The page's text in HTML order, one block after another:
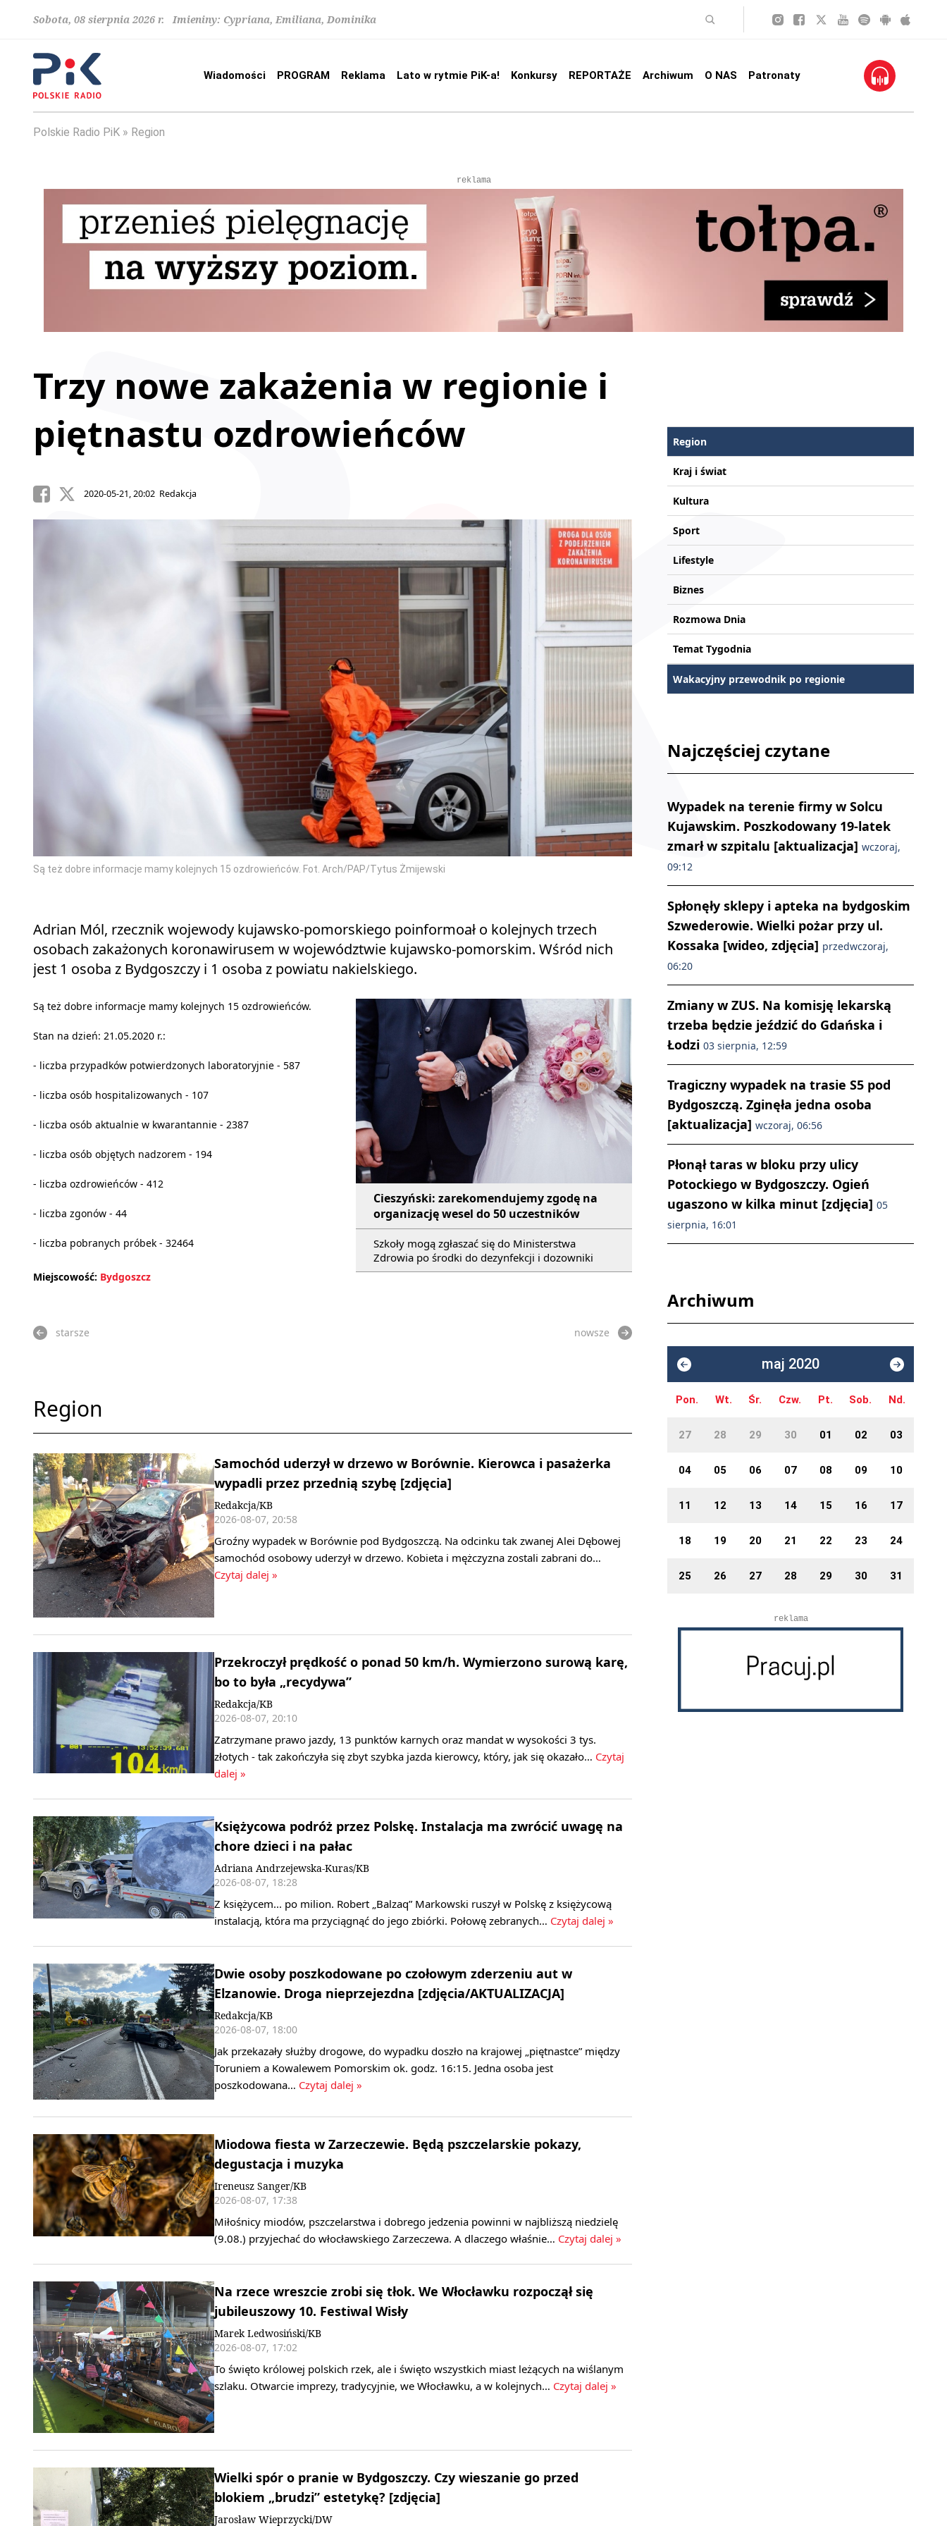
Sobota, 08 sierpnia 2026 r. Imieniny: Cypriana, Emiliana, Dominika
Wiadomości PROGRAM Reklama Lato w rytmie PiK-a! Konkursy REPORTAŻE Archiwum O NAS Patronaty
Polskie Radio PiK Region
reklama
Trzy nowe zakażenia w regionie i
piętnastu ozdrowieńców
2020-05-21, 20:02 Redakcja
Są też dobre informacje mamy kolejnych 15 ozdrowieńców. Fot. Arch/PAP/Tytus Żmijewski
Adrian Mól, rzecznik wojewody kujawsko-pomorskiego poinformoał o kolejnych trzech
osobach zakażonych koronawirusem w województwie kujawsko-pomorskim. Wśród nich
jest 1 osoba z Bydgoszczy i 1 osoba z powiatu nakielskiego.
Cieszyński: zarekomendujemy zgodę na
organizację wesel do 50 uczestników
Szkoły mogą zgłaszać się do Ministerstwa
Zdrowia po środki do dezynfekcji i dozowniki
Są też dobre informacje mamy kolejnych 15 ozdrowieńców.
Stan na dzień: 21.05.2020 r.:
- liczba przypadków potwierdzonych laboratoryjnie - 587
- liczba osób hospitalizowanych - 107
- liczba osób aktualnie w kwarantannie - 2387
- liczba osób objętych nadzorem - 194
- liczba ozdrowieńców - 412
- liczba zgonów - 44
- liczba pobranych próbek - 32464
Miejscowość: Bydgoszcz
starsze nowsze
Region
Samochód uderzył w drzewo w Borównie. Kierowca i pasażerka
wypadli przez przednią szybę [zdjęcia]
Redakcja/KB
2026-08-07, 20:58
Groźny wypadek w Borównie pod Bydgoszczą. Na odcinku tak zwanej Alei Dębowej
samochód osobowy uderzył w drzewo. Kobieta i mężczyzna zostali zabrani do…
Czytaj dalej »
Przekroczył prędkość o ponad 50 km/h. Wymierzono surową karę,
bo to była „recydywa”
Redakcja/KB
2026-08-07, 20:10
Zatrzymane prawo jazdy, 13 punktów karnych oraz mandat w wysokości 3 tys.
złotych - tak zakończyła się zbyt szybka jazda kierowcy, który, jak się okazało… Czytaj
dalej »
Księżycowa podróż przez Polskę. Instalacja ma zwrócić uwagę na
chore dzieci i na pałac
Adriana Andrzejewska-Kuras/KB
2026-08-07, 18:28
Z księżycem... po milion. Robert „Balzaq” Markowski ruszył w Polskę z księżycową
instalacją, która ma przyciągnąć do jego zbiórki. Połowę zebranych… Czytaj dalej »
Dwie osoby poszkodowane po czołowym zderzeniu aut w
Elzanowie. Droga nieprzejezdna [zdjęcia/AKTUALIZACJA]
Redakcja/KB
2026-08-07, 18:00
Jak przekazały służby drogowe, do wypadku doszło na krajowej „piętnastce” między
Toruniem a Kowalewem Pomorskim ok. godz. 16:15. Jedna osoba jest
poszkodowana… Czytaj dalej »
Miodowa fiesta w Zarzeczewie. Będą pszczelarskie pokazy,
degustacja i muzyka
Ireneusz Sanger/KB
2026-08-07, 17:38
Miłośnicy miodów, pszczelarstwa i dobrego jedzenia powinni w najbliższą niedzielę
(9.08.) przyjechać do włocławskiego Zarzeczewa. A dlaczego właśnie… Czytaj dalej »
Na rzece wreszcie zrobi się tłok. We Włocławku rozpoczął się
jubileuszowy 10. Festiwal Wisły
Marek Ledwosiński/KB
2026-08-07, 17:02
To święto królowej polskich rzek, ale i święto wszystkich miast leżących na wiślanym
szlaku. Otwarcie imprezy, tradycyjnie, we Włocławku, a w kolejnych… Czytaj dalej »
Wielki spór o pranie w Bydgoszczy. Czy wieszanie go przed
blokiem „brudzi” estetykę? [zdjęcia]
Jarosław Wieprzycki/DW
Region
Kraj i świat
Kultura
Sport
Lifestyle
Biznes
Rozmowa Dnia
Temat Tygodnia
Wakacyjny przewodnik po regionie
Najczęściej czytane
Wypadek na terenie firmy w Solcu
Kujawskim. Poszkodowany 19-latek
zmarł w szpitalu [aktualizacja] wczoraj,
09:12
Spłonęły sklepy i apteka na bydgoskim
Szwederowie. Wielki pożar przy ul.
Kossaka [wideo, zdjęcia] przedwczoraj,
06:20
Zmiany w ZUS. Na komisję lekarską
trzeba będzie jeździć do Gdańska i
Łodzi 03 sierpnia, 12:59
Tragiczny wypadek na trasie S5 pod
Bydgoszczą. Zginęła jedna osoba
[aktualizacja] wczoraj, 06:56
Płonął taras w bloku przy ulicy
Potockiego w Bydgoszczy. Ogień
ugaszono w kilka minut [zdjęcia] 05
sierpnia, 16:01
Archiwum
maj 2020
Pon. Wt. Śr. Czw. Pt. Sob. Nd.
27 28 29 30 01 02 03
04 05 06 07 08 09 10
11 12 13 14 15 16 17
18 19 20 21 22 23 24
25 26 27 28 29 30 31
reklama